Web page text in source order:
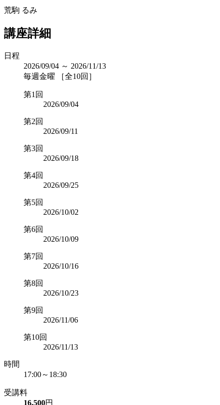
荒駒 るみ
講座詳細
日程
2026/09/04 ～ 2026/11/13
毎週金曜 ［全10回］
第1回
2026/09/04
第2回
2026/09/11
第3回
2026/09/18
第4回
2026/09/25
第5回
2026/10/02
第6回
2026/10/09
第7回
2026/10/16
第8回
2026/10/23
第9回
2026/11/06
第10回
2026/11/13
時間
17:00～18:30
受講料
16,500円